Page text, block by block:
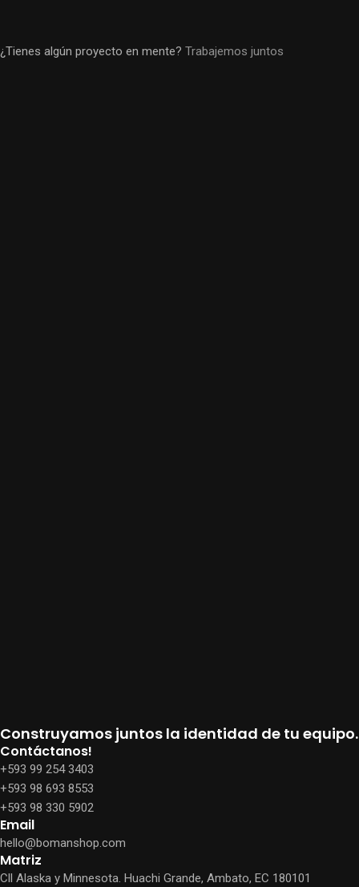
¿Tienes algún proyecto en mente? Trabajemos juntos
Construyamos juntos la identidad de tu equipo.
Contáctanos!
+593 99 254 3403
+593 98 693 8553
+593 98 330 5902
Email
hello@bomanshop.com
Matriz
Cll Alaska y Minnesota. Huachi Grande, Ambato, EC 180101